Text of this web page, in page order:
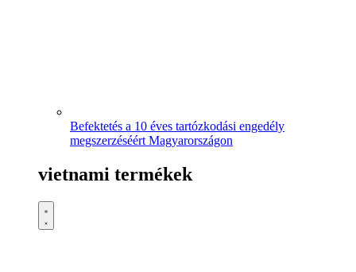
Befektetés a 10 éves tartózkodási engedély
megszerzéséért Magyarországon
vietnami termékek